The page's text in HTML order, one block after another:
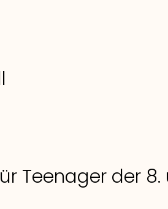
Teenager der